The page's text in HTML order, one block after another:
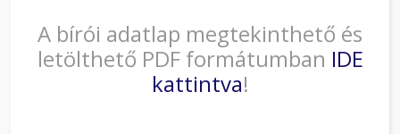
A bírói adatlap megtekinthető és
letölthető PDF formátumban IDE
kattintva!